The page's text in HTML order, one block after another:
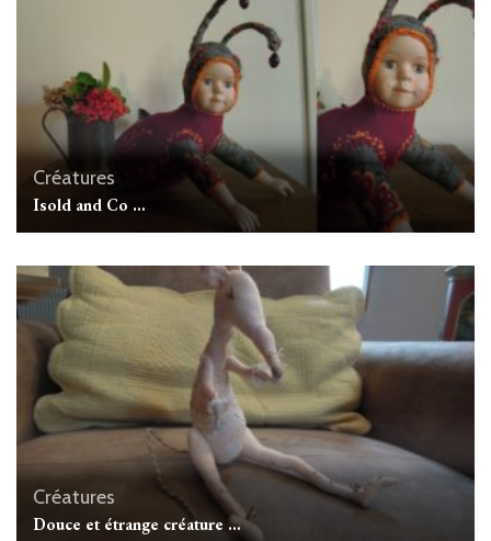
Créatures
Isold and Co …
Créatures
Douce et étrange créature …